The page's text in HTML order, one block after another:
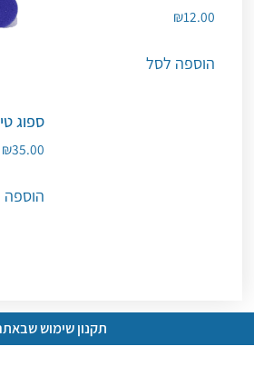
₪12.00
הוספה לסל
ספוג
₪35.00
הוספה
תקנון שימוש שבאתר